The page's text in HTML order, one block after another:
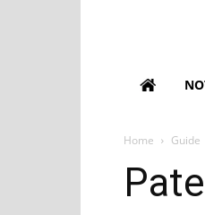
Home Guide